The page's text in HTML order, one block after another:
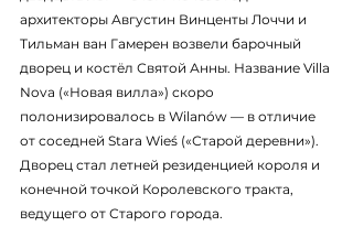
архитекторы Августин Винценты Лоччи и
Тильман ван Гамерен возвели барочный
дворец и костёл Святой Анны. Название Villa
Nova («Новая вилла») скоро
полонизировалось в Wilanów — в отличие
от соседней Stara Wieś («Старой деревни»).
Дворец стал летней резиденцией короля и
конечной точкой Королевского тракта,
ведущего от Старого города.